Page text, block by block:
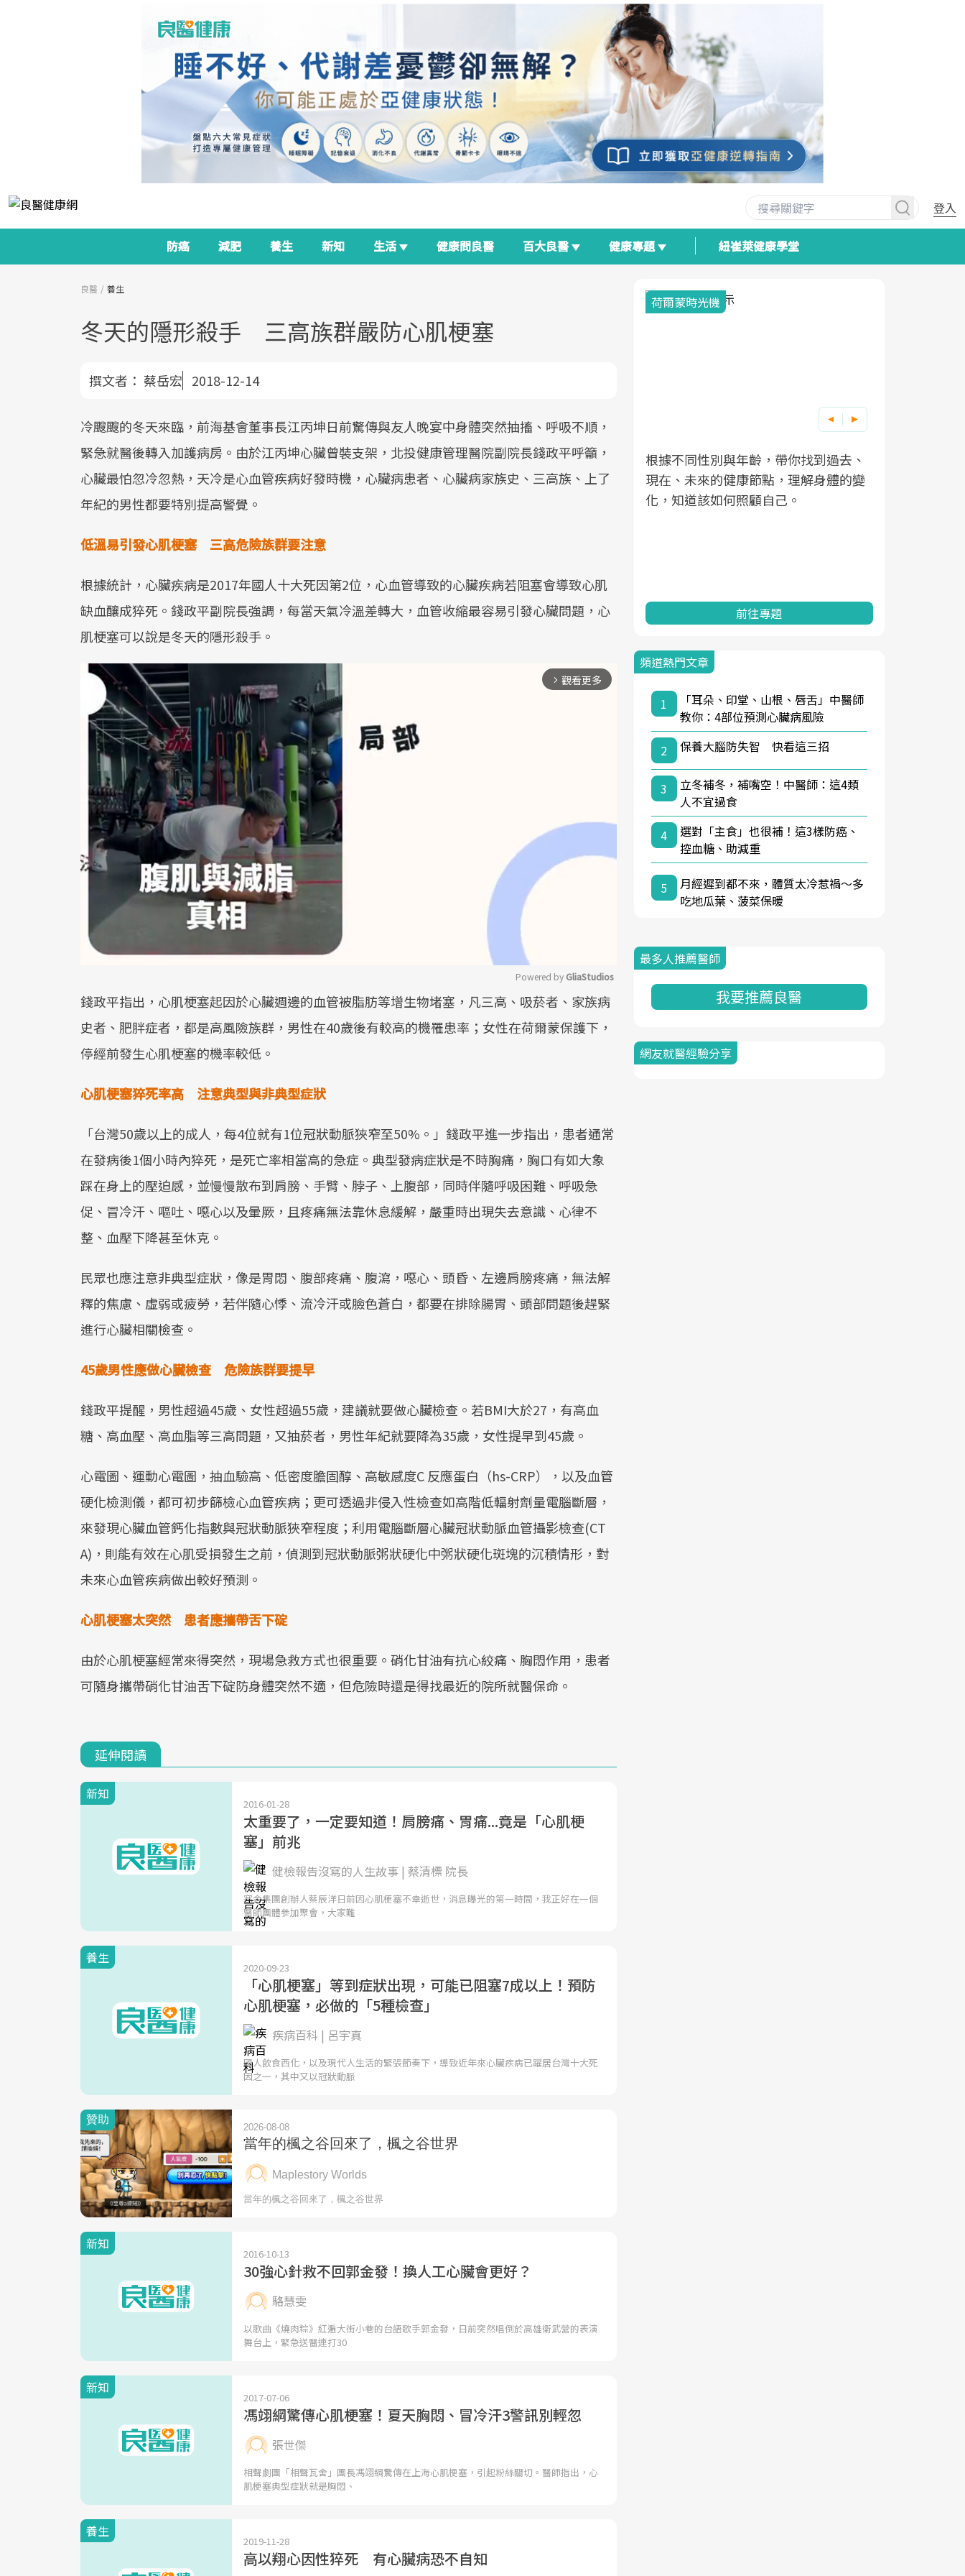
登入
防癌 減肥 養生 新知 生活 健康問良醫 百大良醫 健康專題 紐崔萊健康學堂
良醫 養生
冬天的隱形殺手 三高族群嚴防心肌梗塞
撰文者： 蔡岳宏 2018-12-14
冷颼颼的冬天來臨，前海基會董事長江丙坤日前驚傳與友人晚宴中身體突然抽搐、呼吸不順，
緊急就醫後轉入加護病房。由於江丙坤心臟曾裝支架，北投健康管理醫院副院長錢政平呼籲，
心臟最怕忽冷忽熱，天冷是心血管疾病好發時機，心臟病患者、心臟病家族史、三高族、上了
年紀的男性都要特別提高警覺。
低溫易引發心肌梗塞 三高危險族群要注意
根據統計，心臟疾病是2017年國人十大死因第2位，心血管導致的心臟疾病若阻塞會導致心肌
缺血釀成猝死。錢政平副院長強調，每當天氣冷溫差轉大，血管收縮最容易引發心臟問題，心
肌梗塞可以說是冬天的隱形殺手。
arrow_forward_ios 觀看更多
Mute
Powered by GliaStudios
錢政平指出，心肌梗塞起因於心臟週邊的血管被脂肪等增生物堵塞，凡三高、吸菸者、家族病
史者、肥胖症者，都是高風險族群，男性在40歲後有較高的機罹患率；女性在荷爾蒙保護下，
停經前發生心肌梗塞的機率較低。
心肌梗塞猝死率高 注意典型與非典型症狀
「台灣50歲以上的成人，每4位就有1位冠狀動脈狹窄至50%。」錢政平進一步指出，患者通常
在發病後1個小時內猝死，是死亡率相當高的急症。典型發病症狀是不時胸痛，胸口有如大象
踩在身上的壓迫感，並慢慢散布到肩膀、手臂、脖子、上腹部，同時伴隨呼吸困難、呼吸急
促、冒冷汗、嘔吐、噁心以及暈厥，且疼痛無法靠休息緩解，嚴重時出現失去意識、心律不
整、血壓下降甚至休克。
民眾也應注意非典型症狀，像是胃悶、腹部疼痛、腹瀉，噁心、頭昏、左邊肩膀疼痛，無法解
釋的焦慮、虛弱或疲勞，若伴隨心悸、流冷汗或臉色蒼白，都要在排除腸胃、頭部問題後趕緊
進行心臟相關檢查。
45歲男性應做心臟檢查 危險族群要提早
錢政平提醒，男性超過45歲、女性超過55歲，建議就要做心臟檢查。若BMI大於27，有高血
糖、高血壓、高血脂等三高問題，又抽菸者，男性年紀就要降為35歲，女性提早到45歲。
心電圖、運動心電圖，抽血驗高、低密度膽固醇、高敏感度C 反應蛋白（hs-CRP），以及血管
硬化檢測儀，都可初步篩檢心血管疾病；更可透過非侵入性檢查如高階低輻射劑量電腦斷層，
來發現心臟血管鈣化指數與冠狀動脈狹窄程度；利用電腦斷層心臟冠狀動脈血管攝影檢查(CT
A)，則能有效在心肌受損發生之前，偵測到冠狀動脈粥狀硬化中粥狀硬化斑塊的沉積情形，對
未來心血管疾病做出較好預測。
心肌梗塞太突然 患者應攜帶舌下碇
由於心肌梗塞經常來得突然，現場急救方式也很重要。硝化甘油有抗心絞痛、胸悶作用，患者
可隨身攜帶硝化甘油舌下碇防身體突然不適，但危險時還是得找最近的院所就醫保命。
延伸閱讀
新知
2016-01-28
太重要了，一定要知道！肩膀痛、胃痛...竟是「心肌梗
塞」前兆
健檢報告沒寫的人生故事 | 蔡清標 院長
寒舍集團創辦人蔡辰洋日前因心肌梗塞不幸逝世，消息曝光的第一時間，我正好在一個
醫師團體參加聚會，大家難
養生
2020-09-23
「心肌梗塞」等到症狀出現，可能已阻塞7成以上！預防
心肌梗塞，必做的「5種檢查」
疾病百科 | 呂宇真
國人飲食西化，以及現代人生活的緊張節奏下，導致近年來心臟疾病已躍居台灣十大死
因之一，其中又以冠狀動脈
新知
2016-10-13
30強心針救不回郭金發！換人工心臟會更好？
駱慧雯
以歌曲《燒肉粽》紅遍大街小巷的台語歌手郭金發，日前突然唱倒於高雄衛武營的表演
舞台上，緊急送醫連打30
新知
2017-07-06
馮翊綱驚傳心肌梗塞！夏天胸悶、冒冷汗3警訊別輕忽
張世傑
相聲劇團「相聲瓦舍」團長馮翊綱驚傳在上海心肌梗塞，引起粉絲關切。醫師指出，心
肌梗塞典型症狀就是胸悶、
養生
2019-11-28
高以翔心因性猝死 有心臟病恐不自知
面對超高齡社會的浪潮，台灣正在快速
邁向「健康照護」的新時代。隨著國家
狀況、啟動健康管理的重要起點。
前往專題
2025年，就到良醫生活祭體驗「一站式
健康新生活」，從講座、體驗到運動，
前往專題
良醫健康網從「換季的身體變化」出
發，透過醫學觀點與日常感受的對話，
前往專題
荷爾蒙時光機
根據不同性別與年齡，帶你找到過去、
現在、未來的健康節點，理解身體的變
化，知道該如何照顧自己。
前往專題
頻道熱門文章
1
「耳朵、印堂、山根、唇舌」中醫師
教你：4部位預測心臟病風險
2
保養大腦防失智 快看這三招
3
立冬補冬，補嘴空！中醫師：這4類
人不宜過食
4
選對「主食」也很補！這3樣防癌、
控血糖、助減重
5
月經遲到都不來，體質太冷惹禍〜多
吃地瓜葉、菠菜保暖
最多人推薦醫師
我要推薦良醫
網友就醫經驗分享